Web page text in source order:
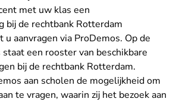
met uw klas een
bij de rechtbank Rotterdam
u aanvragen via ProDemos. Op de
een rooster van beschikbare
bij de rechtbank Rotterdam.
aan scholen de mogelijkheid om
te vragen, waarin zij het bezoek aan